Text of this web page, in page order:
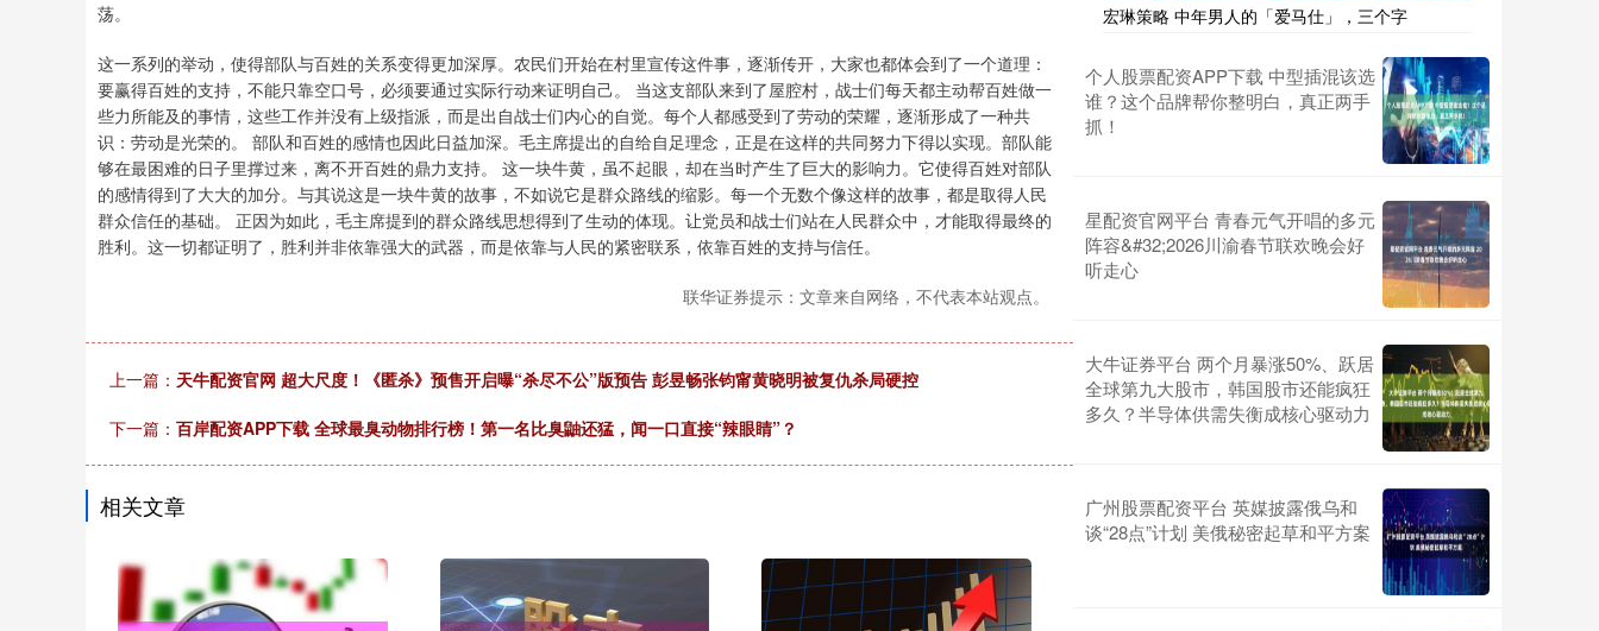
荡。
这一系列的举动，使得部队与百姓的关系变得更加深厚。农民们开始在村里宣传这件事，逐渐传开，大家也都体会到了一个道理：
要赢得百姓的支持，不能只靠空口号，必须要通过实际行动来证明自己。 当这支部队来到了屋腔村，战士们每天都主动帮百姓做一
些力所能及的事情，这些工作并没有上级指派，而是出自战士们内心的自觉。每个人都感受到了劳动的荣耀，逐渐形成了一种共
识：劳动是光荣的。 部队和百姓的感情也因此日益加深。毛主席提出的自给自足理念，正是在这样的共同努力下得以实现。部队能
够在最困难的日子里撑过来，离不开百姓的鼎力支持。 这一块牛黄，虽不起眼，却在当时产生了巨大的影响力。它使得百姓对部队
的感情得到了大大的加分。与其说这是一块牛黄的故事，不如说它是群众路线的缩影。每一个无数个像这样的故事，都是取得人民
群众信任的基础。 正因为如此，毛主席提到的群众路线思想得到了生动的体现。让党员和战士们站在人民群众中，才能取得最终的
胜利。这一切都证明了，胜利并非依靠强大的武器，而是依靠与人民的紧密联系，依靠百姓的支持与信任。
联华证券提示：文章来自网络，不代表本站观点。
上一篇： 天牛配资官网 超大尺度！《匿杀》预售开启曝“杀尽不公”版预告 彭昱畅张钧甯黄晓明被复仇杀局硬控
下一篇： 百岸配资APP下载 全球最臭动物排行榜！第一名比臭鼬还猛，闻一口直接“辣眼睛”？
相关文章
宏琳策略 中年男人的「爱马仕」，三个字
个人股票配资APP下载 中型插混该选
谁？这个品牌帮你整明白，真正两手
抓！
星配资官网平台 青春元气开唱的多元
阵容&#32;2026川渝春节联欢晚会好
听走心
大牛证券平台 两个月暴涨50%、跃居
全球第九大股市，韩国股市还能疯狂
多久？半导体供需失衡成核心驱动力
广州股票配资平台 英媒披露俄乌和
谈“28点”计划 美俄秘密起草和平方案